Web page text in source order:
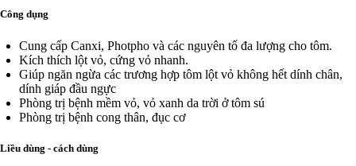
Công dụng
Cung cấp Canxi, Photpho và các nguyên tố đa lượng cho tôm.
Kích thích lột vỏ, cứng vỏ nhanh.
Giúp ngăn ngừa các trương hợp tôm lột vỏ không hết dính chân,
dính giáp đầu ngực
Phòng trị bệnh mềm vỏ, vỏ xanh da trời ở tôm sú
Phòng trị bệnh cong thân, đục cơ
Liều dùng - cách dùng